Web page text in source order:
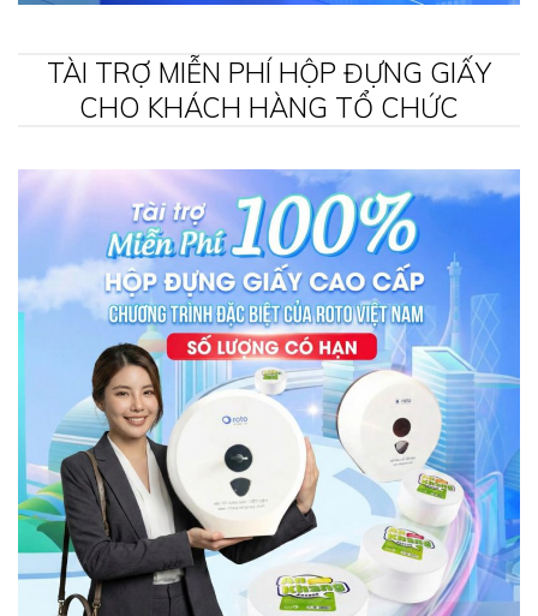
TÀI TRỢ MIỄN PHÍ HỘP ĐỰNG GIẤY
CHO KHÁCH HÀNG TỔ CHỨC